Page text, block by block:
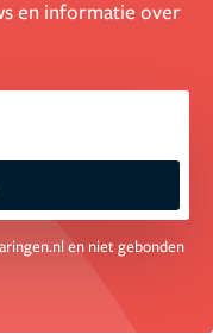
en informatie over
en niet gebonden